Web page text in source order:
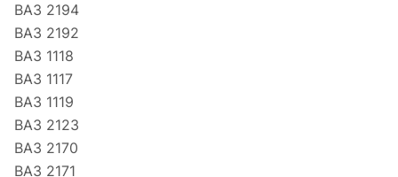
ВАЗ 2194
ВАЗ 2192
ВАЗ 1118
ВАЗ 1117
ВАЗ 1119
ВАЗ 2123
ВАЗ 2170
ВАЗ 2171